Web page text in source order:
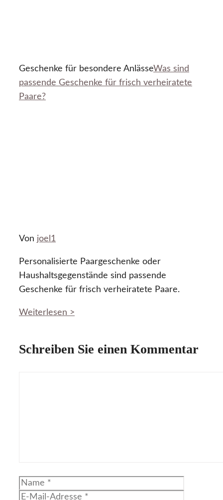
Geschenke für besondere AnlässeWas sind
passende Geschenke für frisch verheiratete
Paare?
Von joel1
Personalisierte Paargeschenke oder
Haushaltsgegenstände sind passende
Geschenke für frisch verheiratete Paare.
Weiterlesen >
Schreiben Sie einen Kommentar
Name